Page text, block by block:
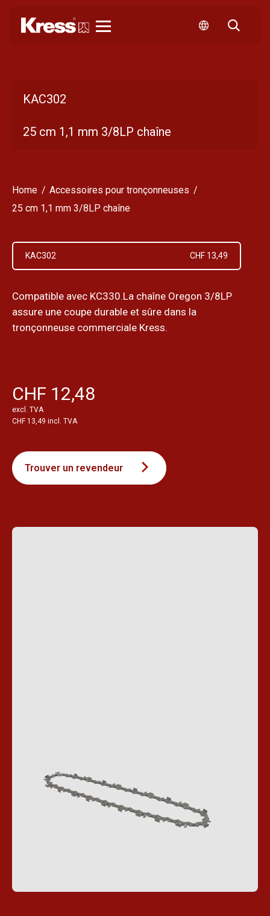
KAC302
25 cm 1,1 mm 3/8LP chaîne
Home
Accessoires pour tronçonneuses
25 cm 1,1 mm 3/8LP chaîne
KAC302 CHF 13,49
Compatible avec KC330.La chaîne Oregon 3/8LP
assure une coupe durable et sûre dans la
tronçonneuse commerciale Kress.
CHF 12,48
excl. TVA
CHF 13,49 incl. TVA
Trouver un revendeur